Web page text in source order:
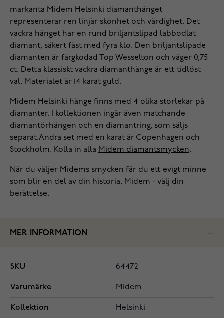
markanta Midem Helsinki diamanthänget
representerar ren linjär skönhet och värdighet. Det
vackra hänget har en rund briljantslipad labbodlat
diamant, säkert fäst med fyra klo. Den briljantslipade
diamanten är färgkodad Top Wesselton och väger 0,75
ct. Detta klassiskt vackra diamanthänge är ett tidlöst
val. Materialet är 14 karat guld.
Midem Helsinki hänge finns med 4 olika storlekar på
diamanter. I kollektionen ingår även matchande
diamantörhängen och en diamantring, som säljs
separat.Andra set med en karat är Copenhagen och
Stockholm. Kolla in alla Midem diamantsmycken.
När du väljer Midems smycken får du ett evigt minne
som blir en del av din historia. Midem - välj din
berättelse.
MER INFORMATION
SKU 64472
Varumärke Midem
Kollektion Helsinki